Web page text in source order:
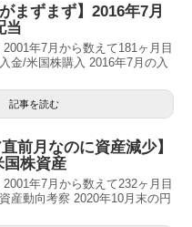
まずまず】2016年7月
当
年7月から数えて181ヶ月目
金/米国株購入 2016年7月の入
記事を読む
前月なのに資産減少】
国株資産
年7月から数えて232ヶ月目
産動向考察 2020年10月末の円